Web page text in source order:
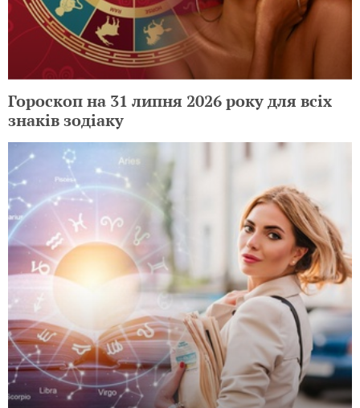
Гороскоп на 31 липня 2026 року для всіх
знаків зодіаку